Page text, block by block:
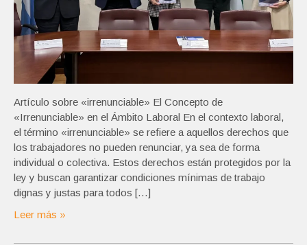
Artículo sobre «irrenunciable» El Concepto de
«Irrenunciable» en el Ámbito Laboral En el contexto laboral,
el término «irrenunciable» se refiere a aquellos derechos que
los trabajadores no pueden renunciar, ya sea de forma
individual o colectiva. Estos derechos están protegidos por la
ley y buscan garantizar condiciones mínimas de trabajo
dignas y justas para todos […]
Leer más »